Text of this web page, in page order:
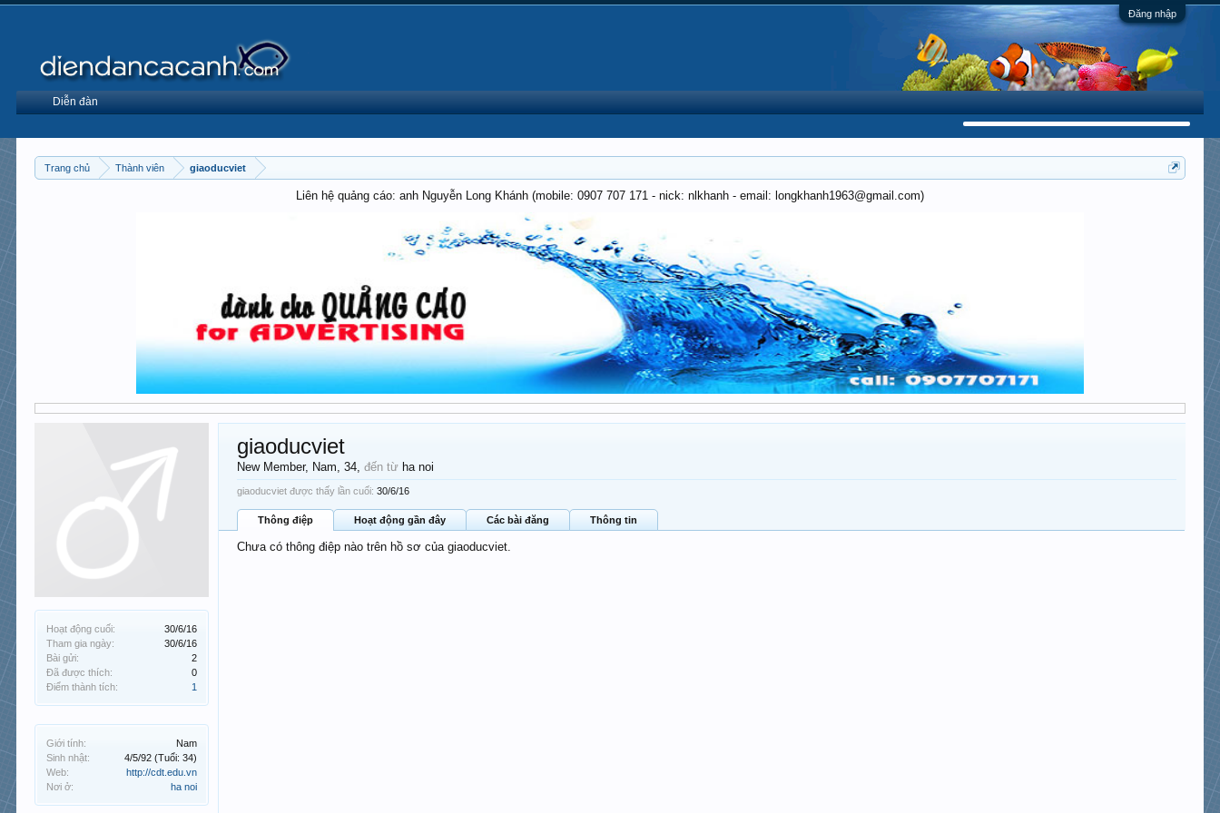
Đăng nhập
Trang chủ Thành viên giaoducviet
Liên hệ quảng cáo: anh Nguyễn Long Khánh (mobile: 0907 707 171 - nick: nlkhanh - email: longkhanh1963@gmail.com)
Hoạt động cuối:
30/6/16
Tham gia ngày:
30/6/16
Bài gửi:
2
Đã được thích:
0
Điểm thành tích:
1
Giới tính:
Nam
Sinh nhật:
4/5/92 (Tuổi: 34)
Web:
http://cdt.edu.vn
Nơi ở:
ha noi
giaoducviet
New Member, Nam, 34,đến từ ha noi
giaoducviet được thấy lần cuối: 30/6/16
Thông điệp Hoạt động gần đây Các bài đăng Thông tin
Chưa có thông điệp nào trên hồ sơ của giaoducviet.
Diễn đàn